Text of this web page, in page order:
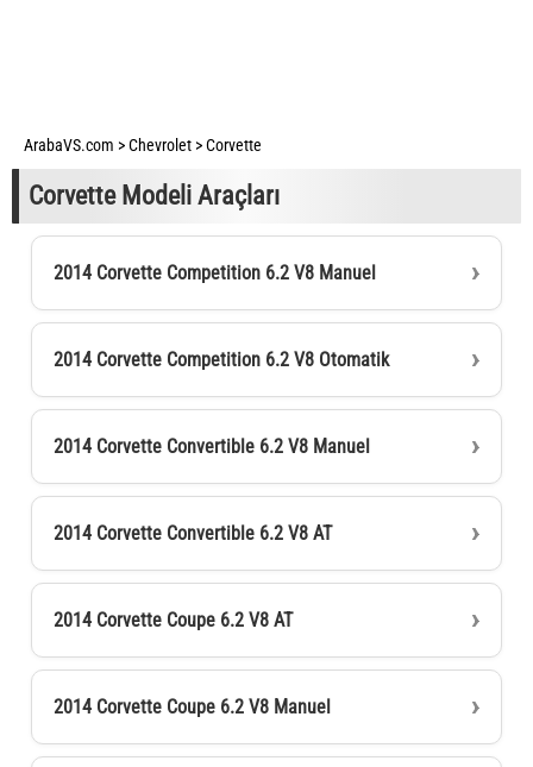
ArabaVS.com >Chevrolet >Corvette
Corvette Modeli Araçları
2014 Corvette Competition 6.2 V8 Manuel
2014 Corvette Competition 6.2 V8 Otomatik
2014 Corvette Convertible 6.2 V8 Manuel
2014 Corvette Convertible 6.2 V8 AT
2014 Corvette Coupe 6.2 V8 AT
2014 Corvette Coupe 6.2 V8 Manuel